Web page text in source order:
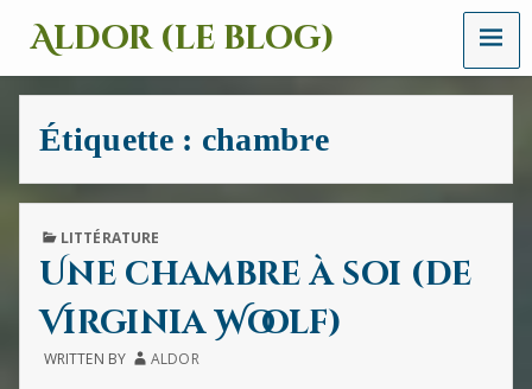
Aldor (le blog)
Un
site
avec
des
des
images
et
sons
MENU
Étiquette : chambre
PUBLISHED
LITTÉRATURE
Une chambre à soi (de
Virginia Woolf)
WRITTEN BY ALDOR